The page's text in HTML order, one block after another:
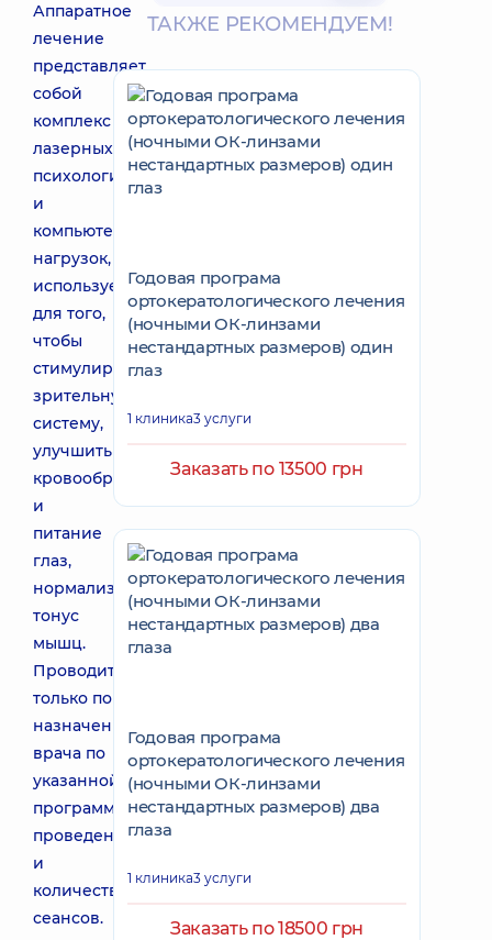
Аппаратное
лечение
представляет
собой
комплекс
лазерных,
психологических
и
компьютерных
нагрузок,
используемых
для того,
чтобы
стимулировать
зрительную
систему,
улучшить
кровообращение
и
питание
глаз,
нормализовать
тонус
мышц.
Проводится
только по
назначению
врача по
указанной
программе
проведения
и
количеству
сеансов.
ТАКЖЕ РЕКОМЕНДУЕМ!
Годовая програма
ортокератологического лечения
(ночными ОК-линзами
нестандартных размеров) один
глаз
1 клиника3 услуги
Заказать по 13500 грн
Годовая програма
ортокератологического лечения
(ночными ОК-линзами
нестандартных размеров) два
глаза
1 клиника3 услуги
Заказать по 18500 грн